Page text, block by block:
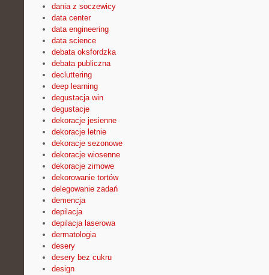
dania z soczewicy
data center
data engineering
data science
debata oksfordzka
debata publiczna
decluttering
deep learning
degustacja win
degustacje
dekoracje jesienne
dekoracje letnie
dekoracje sezonowe
dekoracje wiosenne
dekoracje zimowe
dekorowanie tortów
delegowanie zadań
demencja
depilacja
depilacja laserowa
dermatologia
desery
desery bez cukru
design